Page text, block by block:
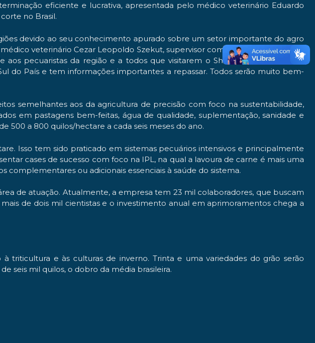
eficiente e lucrativa, apresentada pelo médico veterinário Eduardo
no Brasil.
devido ao seu conhecimento apurado sobre um setor importante do agro
veterinário Cezar Leopoldo Szekut, supervisor comercial de Pecuária da
pecuaristas da região e a todos que visitarem o Show Rural de Inverno.
do País e tem informações importantes a repassar. Todos serão muito bem-
semelhantes aos da agricultura de precisão com foco na sustentabilidade,
em pastagens bem-feitas, água de qualidade, suplementação, sanidade e
500 a 800 quilos/hectare a cada seis meses do ano.
Isso tem sido praticado em sistemas pecuários intensivos e principalmente
cases de sucesso com foco na IPL, na qual a lavoura de carne é mais uma
ou adicionais essenciais à saúde do sistema.
de atuação. Atualmente, a empresa tem 23 mil colaboradores, que buscam
de dois mil cientistas e o investimento anual em aprimoramentos chega a
triticultura e às culturas de inverno. Trinta e uma variedades do grão serão
seis mil quilos, o dobro da média brasileira.